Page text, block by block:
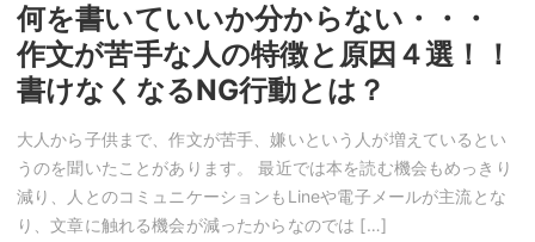
何を書いていいか分からない・・・
作文が苦手な人の特徴と原因４選！！
書けなくなるNG行動とは？
大人から子供まで、作文が苦手、嫌いという人が増えているとい
うのを聞いたことがあります。 最近では本を読む機会もめっきり
減り、人とのコミュニケーションもLineや電子メールが主流とな
り、文章に触れる機会が減ったからなのでは […]